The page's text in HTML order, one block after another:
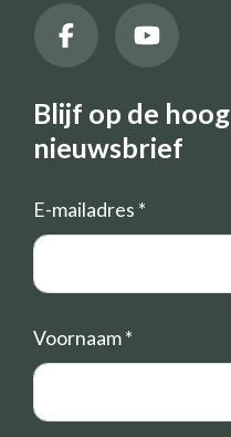
Blijf op de
nieuwsbrief
E-mailadres *
Voornaam*